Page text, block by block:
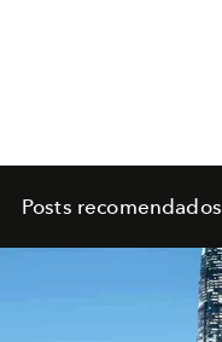
Posts recomendados